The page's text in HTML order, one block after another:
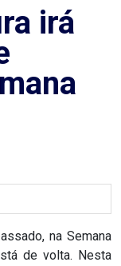
irá
na Semana
de volta. Nesta